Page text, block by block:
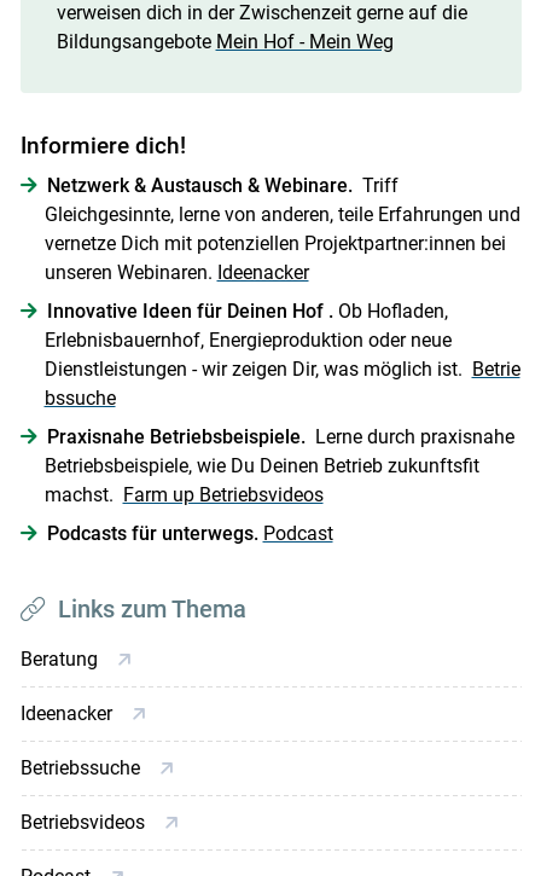
verweisen dich in der Zwischenzeit gerne auf die
Bildungsangebote Mein Hof - Mein Weg
Informiere dich!
Netzwerk & Austausch & Webinare. Triff
Gleichgesinnte, lerne von anderen, teile Erfahrungen und
vernetze Dich mit potenziellen Projektpartner:innen bei
unseren Webinaren. Ideenacker
Innovative Ideen für Deinen Hof .Ob Hofladen,
Erlebnisbauernhof, Energieproduktion oder neue
Dienstleistungen - wir zeigen Dir, was möglich ist. Betrie
bssuche
Praxisnahe Betriebsbeispiele.Lerne durch praxisnahe
Betriebsbeispiele, wie Du Deinen Betrieb zukunftsfit
machst. Farm up Betriebsvideos
Podcasts für unterwegs. Podcast
Links zum Thema
Beratung
Ideenacker
Betriebssuche
Betriebsvideos